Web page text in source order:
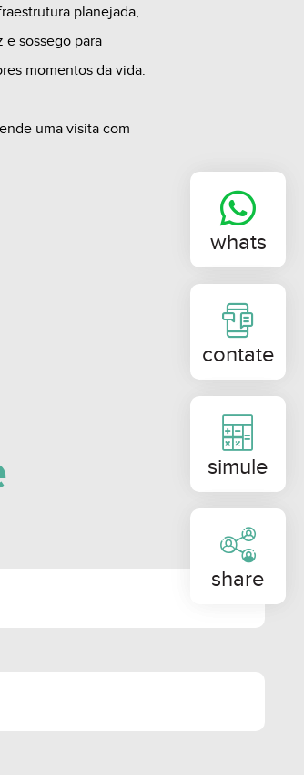
whats
contate
simule
share
planejada,
e sossego para
momentos da vida.
uma visita com